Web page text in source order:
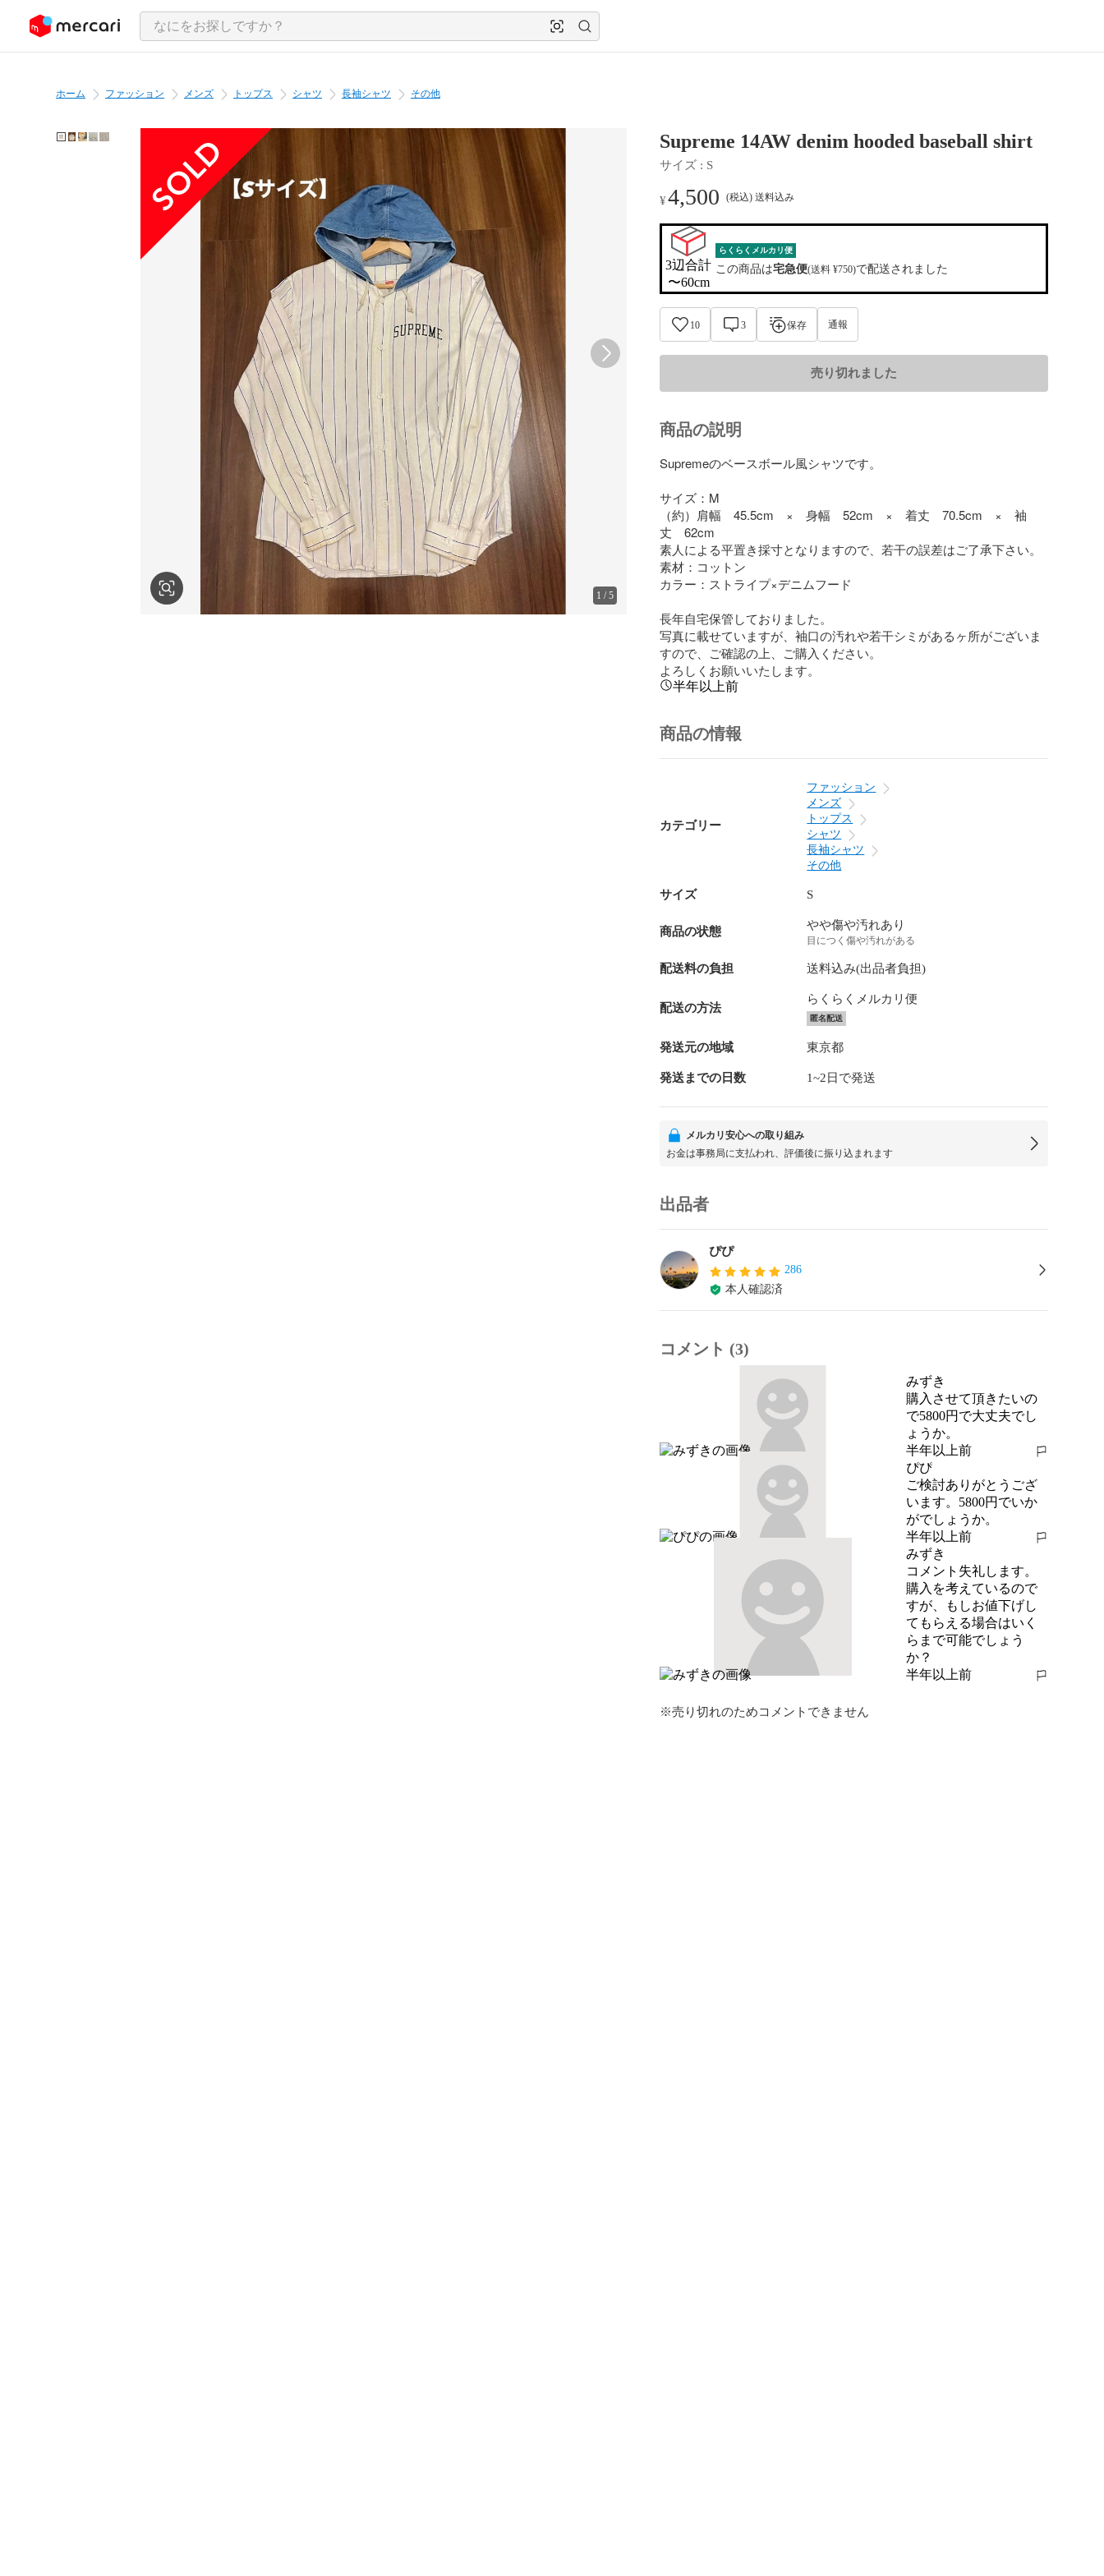
ツにスキップ
ホーム ファッション メンズ トップス シャツ 長袖シャツ その他
1 /5
Supreme 14AW denim hooded baseball shirt
サイズ : S
¥4,500 (税込) 送料込み
3辺合計
〜60cm
らくらくメルカリ便
この商品は宅急便(送料 ¥750)で配送されました
10 3 保存 通報
売り切れました
商品の説明
Supremeのベースボール風シャツです。
サイズ：M
（約）肩幅　45.5cm　×　身幅　52cm　×　着丈　70.5cm　×　袖
丈　62cm
素人による平置き採寸となりますので、若干の誤差はご了承下さい。
素材：コットン
カラー：ストライプ×デニムフード
長年自宅保管しておりました。
写真に載せていますが、袖口の汚れや若干シミがあるヶ所がございま
すので、ご確認の上、ご購入ください。
よろしくお願いいたします。
半年以上前
商品の情報
カテゴリー
ファッション
メンズ
トップス
シャツ
長袖シャツ
その他
サイズ S
商品の状態 やや傷や汚れあり
目につく傷や汚れがある
配送料の負担 送料込み(出品者負担)
配送の方法
らくらくメルカリ便
匿名配送
発送元の地域 東京都
発送までの日数 1~2日で発送
メルカリ安心への取り組み
お金は事務局に支払われ、評価後に振り込まれます
出品者
ぴぴ
286
本人確認済
コメント (3)
みずき
購入させて頂きたいの
で5800円で大丈夫でし
ょうか。
半年以上前
報告する
ぴぴ
ご検討ありがとうござ
います。5800円でいか
がでしょうか。
半年以上前
報告する
みずき
コメント失礼します。
購入を考えているので
すが、もしお値下げし
てもらえる場合はいく
らまで可能でしょう
か？
半年以上前
報告する
※売り切れのためコメントできません